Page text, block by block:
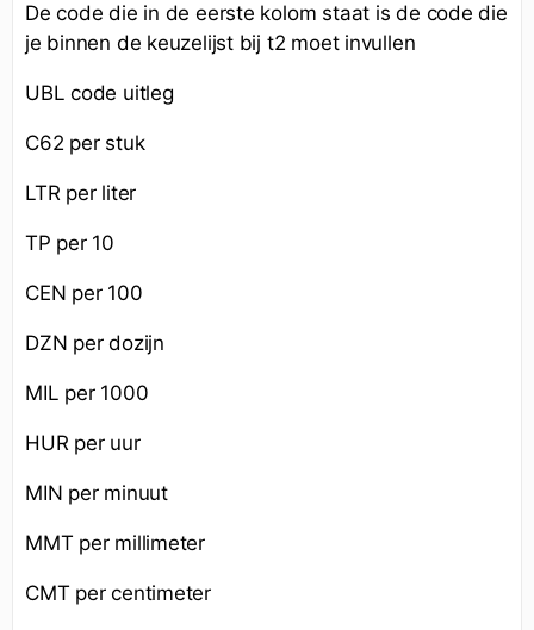
De code die in de eerste kolom staat is de code die
je binnen de keuzelijst bij t2 moet invullen
UBL code uitleg
C62 per stuk
LTR per liter
TP per 10
CEN per 100
DZN per dozijn
MIL per 1000
HUR per uur
MIN per minuut
MMT per millimeter
CMT per centimeter